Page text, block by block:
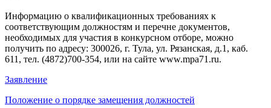
Информацию о квалификационных требованиях к
соответствующим должностям и перечне документов,
необходимых для участия в конкурсном отборе, можно
получить по адресу: 300026, г. Тула, ул. Рязанская, д.1, каб.
611, тел. (4872)700-354, или на сайте www.mpa71.ru.
Заявление
Положение о порядке замещения должностей